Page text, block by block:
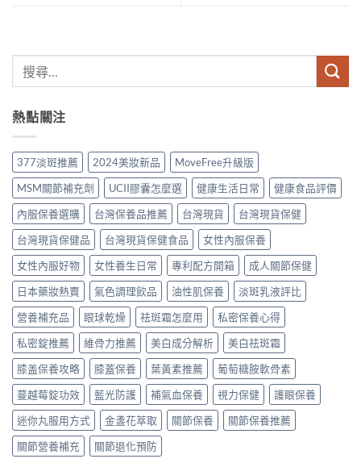
熱點關注
377淡斑推薦 2024美妝新品
MoveFree升級版
MSM關節補充劑
UCII膠囊怎麼選 健康生活日常
健康食品評價
內服保養選購
台灣保養品推薦 台灣現貨
台灣現貨保健
台灣現貨保健品
台灣現貨保健食品
女性內服保養
女性內服好物
女性養生日常 專利配方開箱
成人關節保健
日本藥妝熱賣
氣色調理飲品 油性肌保養
淡斑乳液評比
營養補充品
眼球乾燥 祛斑霜怎麼用
私密保養心得
私密錠推薦
維骨力推薦 美白成分解析
美白祛斑霜
膝盖保養攻略
膝蓋保養 葉黃素推薦
葡萄糖胺軟骨素
蔓越莓錠功效
藍光防護 補氣血保養 視力保健
護眼保養
迷你丸服用方式
金盞花萃取 關節保養
關節保養推薦
關節營養補充
關節退化預防